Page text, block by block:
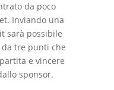
da poco
Inviando una
sarà possibile
tre punti che
e vincere
sponsor.